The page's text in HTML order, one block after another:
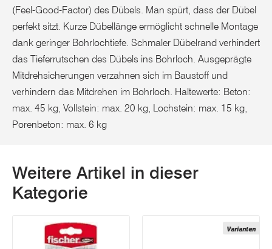
(Feel-Good-Factor) des Dübels. Man spürt, dass der Dübel
perfekt sitzt. Kurze Dübellänge ermöglicht schnelle Montage
dank geringer Bohrlochtiefe. Schmaler Dübelrand verhindert
das Tieferrutschen des Dübels ins Bohrloch. Ausgeprägte
Mitdrehsicherungen verzahnen sich im Baustoff und
verhindern das Mitdrehen im Bohrloch. Haltewerte: Beton:
max. 45 kg, Vollstein: max. 20 kg, Lochstein: max. 15 kg,
Porenbeton: max. 6 kg
Weitere Artikel in dieser
Kategorie
Varianten